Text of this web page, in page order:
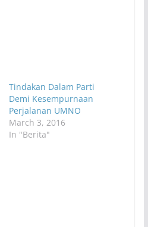
Tindakan Dalam Parti
Demi Kesempurnaan
Perjalanan UMNO
March 3, 2016
In "Berita"